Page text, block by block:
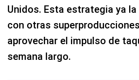
Unidos. Esta estrategia ya
con otras
aprovechar el impulso de
semana largo.